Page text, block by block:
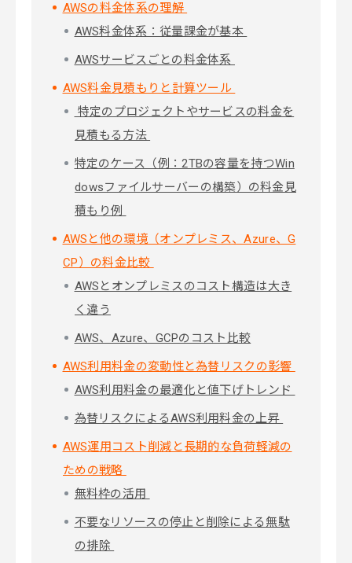
AWSの料金体系の理解
AWS料金体系：従量課金が基本
AWSサービスごとの料金体系
AWS料金見積もりと計算ツール
特定のプロジェクトやサービスの料金を
見積もる方法
特定のケース（例：2TBの容量を持つWin
dowsファイルサーバーの構築）の料金見
積もり例
AWSと他の環境（オンプレミス、Azure、G
CP）の料金比較
AWSとオンプレミスのコスト構造は大き
く違う
AWS、Azure、GCPのコスト比較
AWS利用料金の変動性と為替リスクの影響
AWS利用料金の最適化と値下げトレンド
為替リスクによるAWS利用料金の上昇
AWS運用コスト削減と長期的な負荷軽減の
ための戦略
無料枠の活用
不要なリソースの停止と削除による無駄
の排除